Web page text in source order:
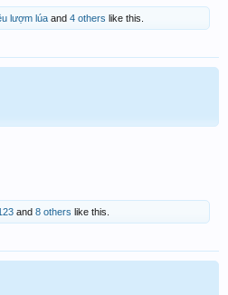
lượm lúa and 4 others like this.
and 8 others like this.